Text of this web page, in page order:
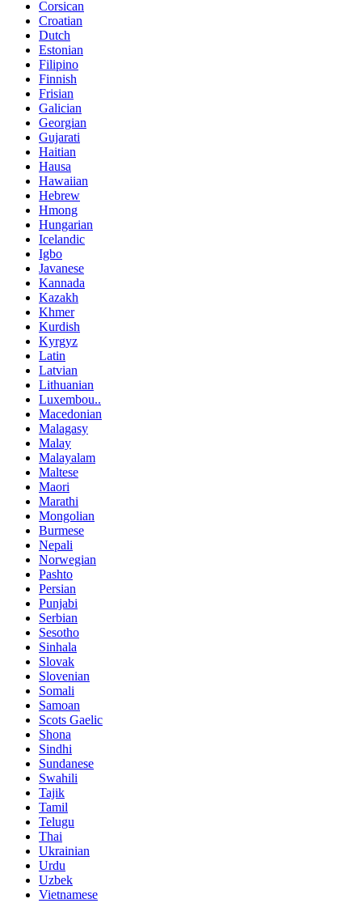
Corsican
Croatian
Dutch
Estonian
Filipino
Finnish
Frisian
Galician
Georgian
Gujarati
Haitian
Hausa
Hawaiian
Hebrew
Hmong
Hungarian
Icelandic
Igbo
Javanese
Kannada
Kazakh
Khmer
Kurdish
Kyrgyz
Latin
Latvian
Lithuanian
Luxembou..
Macedonian
Malagasy
Malay
Malayalam
Maltese
Maori
Marathi
Mongolian
Burmese
Nepali
Norwegian
Pashto
Persian
Punjabi
Serbian
Sesotho
Sinhala
Slovak
Slovenian
Somali
Samoan
Scots Gaelic
Shona
Sindhi
Sundanese
Swahili
Tajik
Tamil
Telugu
Thai
Ukrainian
Urdu
Uzbek
Vietnamese